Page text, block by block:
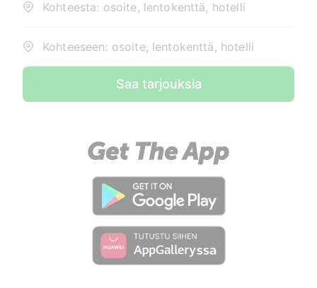
Kohteesta: osoite, lentokenttä, hotelli
Kohteeseen: osoite, lentokenttä, hotelli
Saa tarjouksia